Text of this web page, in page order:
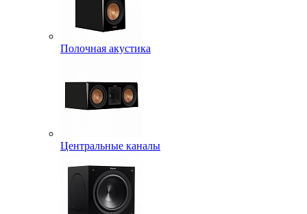
Полочная акустика
Центральные каналы